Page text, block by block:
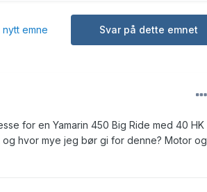
Svar på dette emnet
nytt emne
for en Yamarin 450 Big Ride med 40 HK
og hvor mye jeg bør gi for denne? Motor og